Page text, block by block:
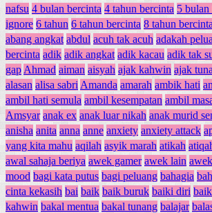
nafsu 4 bulan bercinta 4 tahun bercinta 5 bulan
ignore 6 tahun 6 tahun bercinta 8 tahun bercinta
abang angkat abdul acuh tak acuh adakah
bercinta adik adik angkat adik kacau adik tak
gap Ahmad aiman aisyah ajak kahwin ajak
alasan alisa sabri Amanda amarah ambik hati
ambil hati semula ambil kesempatan ambil
Amsyar anak ex anak luar nikah anak murid
anisha anita anna anne anxiety anxiety attack
yang kita mahu aqilah asyik marah atikah
awal sahaja beriya awek gamer awek lain
mood bagi kata putus bagi peluang bahagia
cinta kekasih bai baik baik buruk baiki diri
kahwin bakal mentua bakal tunang balajar